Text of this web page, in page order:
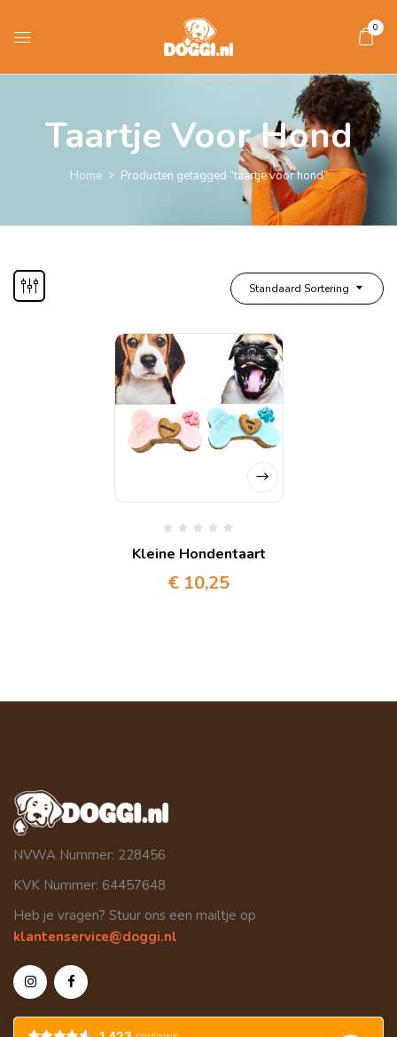
0
Taartje Voor Hond
Home Producten getagged “taartje voor hond”
Standaard Sortering
Kleine Hondentaart
€ 10,25
NVWA Nummer: 228456
KVK Nummer: 64457648
Heb je vragen? Stuur ons een mailtje op
klantenservice@doggi.nl